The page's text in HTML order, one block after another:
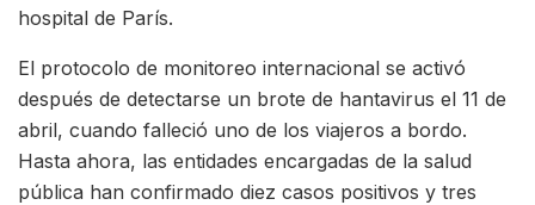
hospital de París.
El protocolo de monitoreo internacional se activó
después de detectarse un brote de hantavirus el 11 de
abril, cuando falleció uno de los viajeros a bordo.
Hasta ahora, las entidades encargadas de la salud
pública han confirmado diez casos positivos y tres